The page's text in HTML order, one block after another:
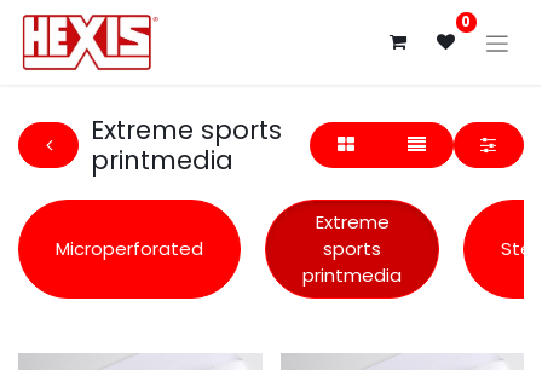
0
Extreme sports
printmedia
Microperforated
Extreme
sports
printmedia